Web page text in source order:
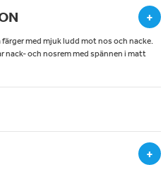
+
med mjuk ludd mot nos och nacke.
nack- och nosrem med spännen i matt
+